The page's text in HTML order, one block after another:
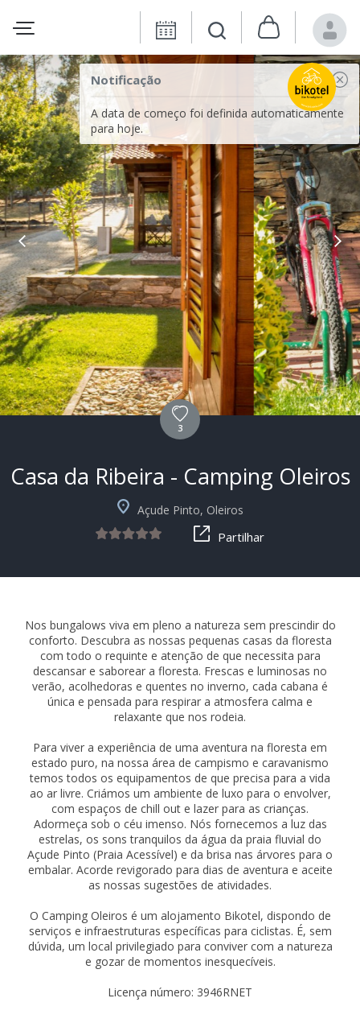
Notificação
A data de começo foi definida automaticamente
para hoje.
3
Casa da Ribeira - Camping Oleiros
Açude Pinto, Oleiros
Partilhar
Nos bungalows viva em pleno a natureza sem prescindir do
conforto. Descubra as nossas pequenas casas da floresta
com todo o requinte e atenção de que necessita para
descansar e saborear a floresta. Frescas e luminosas no
verão, acolhedoras e quentes no inverno, cada cabana é
única e pensada para respirar a atmosfera calma e
relaxante que nos rodeia.
Para viver a experiência de uma aventura na floresta em
estado puro, na nossa área de campismo e caravanismo
temos todos os equipamentos de que precisa para a vida
ao ar livre. Criámos um ambiente de luxo para o envolver,
com espaços de chill out e lazer para as crianças.
Adormeça sob o céu imenso. Nós fornecemos a luz das
estrelas, os sons tranquilos da água da praia fluvial do
Açude Pinto (Praia Acessível) e da brisa nas árvores para o
embalar. Acorde revigorado para dias de aventura e aceite
as nossas sugestões de atividades.
O Camping Oleiros é um alojamento Bikotel, dispondo de
serviços e infraestruturas específicas para ciclistas. É, sem
dúvida, um local privilegiado para conviver com a natureza
e gozar de momentos inesquecíveis.
Licença número: 3946RNET